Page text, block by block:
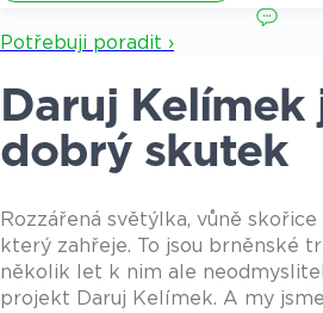
Potřebuji poradit ›
Daruj Kelímek
dobrý skutek
Rozzářená světýlka, vůně
který zahřeje. To jsou brněnské
několik let k nim ale
projekt Daruj Kelímek. A my